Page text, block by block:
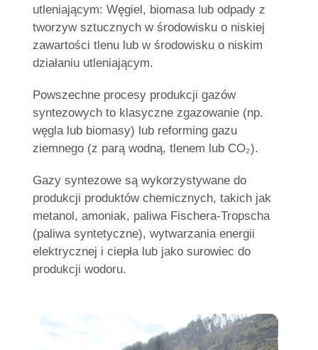
utleniającym: Węgiel, biomasa lub odpady z
tworzyw sztucznych w środowisku o niskiej
zawartości tlenu lub w środowisku o niskim
działaniu utleniającym.
Powszechne procesy produkcji gazów
syntezowych to klasyczne zgazowanie (np.
węgla lub biomasy) lub reforming gazu
ziemnego (z parą wodną, tlenem lub CO₂).
Gazy syntezowe są wykorzystywane do
produkcji produktów chemicznych, takich jak
metanol, amoniak, paliwa Fischera-Tropscha
(paliwa syntetyczne), wytwarzania energii
elektrycznej i ciepła lub jako surowiec do
produkcji wodoru.